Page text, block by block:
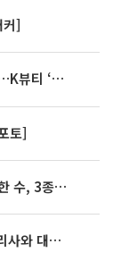
커]
[K뷰티 라방戰]
토]
'2TV 생생정보' 오늘방송맛집- 결정적 한 수, 3종 메밀면! 메밀 소바 맛집 '의○○○○'
포스코퓨처엠, LFP 시장 뚫었다…배터리사와 대규모 장기 공급 합의